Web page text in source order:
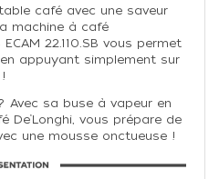
café avec une saveur
machine à café
22.110.SB vous permet
appuyant simplement sur
Avec sa buse à vapeur en
De’Longhi, vous prépare de
une mousse onctueuse !